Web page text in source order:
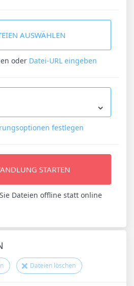
AUSWÄHLEN
oder Datei-URL eingeben
festlegen
STARTEN
Dateien offline statt online
Dateien löschen